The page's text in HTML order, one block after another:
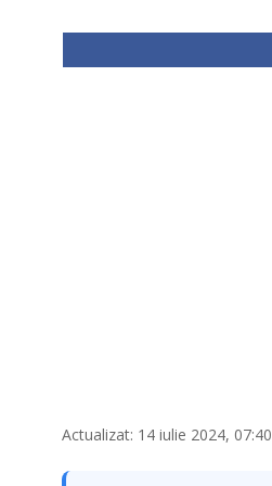
Actualizat: 14 iulie 2024, 07:40